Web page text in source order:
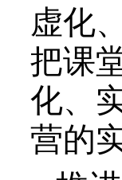
虚化
把课
化、
营的